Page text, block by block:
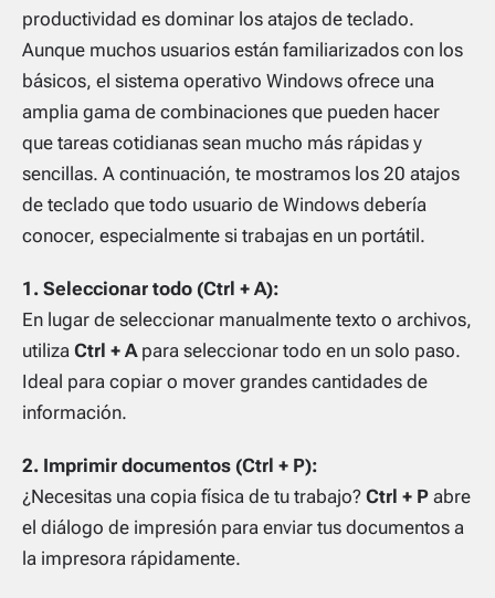
productividad es dominar los atajos de teclado.
Aunque muchos usuarios están familiarizados con los
básicos, el sistema operativo Windows ofrece una
amplia gama de combinaciones que pueden hacer
que tareas cotidianas sean mucho más rápidas y
sencillas. A continuación, te mostramos los 20 atajos
de teclado que todo usuario de Windows debería
conocer, especialmente si trabajas en un portátil.
1. Seleccionar todo (Ctrl + A):
En lugar de seleccionar manualmente texto o archivos,
utiliza Ctrl + Apara seleccionar todo en un solo paso.
Ideal para copiar o mover grandes cantidades de
información.
2. Imprimir documentos (Ctrl + P):
¿Necesitas una copia física de tu trabajo? Ctrl + P abre
el diálogo de impresión para enviar tus documentos a
la impresora rápidamente.